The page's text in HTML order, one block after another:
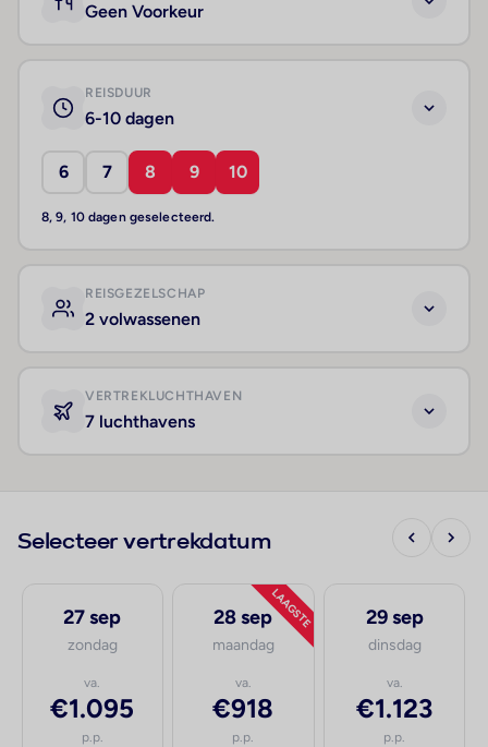
Geen Voorkeur
REISDUUR
6-10 dagen
6 7 8 9 10
8, 9, 10 dagen geselecteerd.
REISGEZELSCHAP
2 volwassenen
VERTREKLUCHTHAVEN
7 luchthavens
Selecteer vertrekdatum
27 sep
zondag
va.
€1.095
p.p.
LAAGSTE
28 sep
maandag
va.
€918
p.p.
29 sep
dinsdag
va.
€1.123
p.p.